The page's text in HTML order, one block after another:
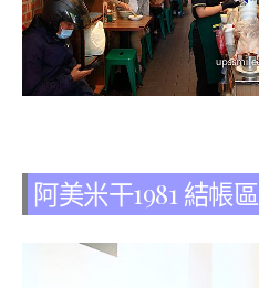
阿美米干1981 結帳區